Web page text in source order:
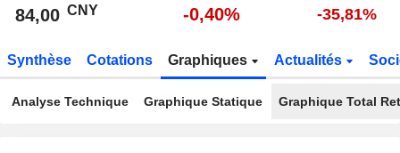
84,00 CNY -0,40% -35,81%
Synthèse Cotations Graphiques Actualités
Analyse Technique Graphique Statique Graphique Total